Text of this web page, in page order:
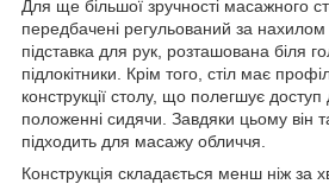
Для ще більшої зручності масажного
передбачені регульований за нахилом
підставка для рук, розташована біля
підлокітники. Крім того, стіл має
конструкції столу, що полегшує
положенні сидячи. Завдяки цьому він
підходить для масажу обличчя.
Конструкція складається менш ніж за